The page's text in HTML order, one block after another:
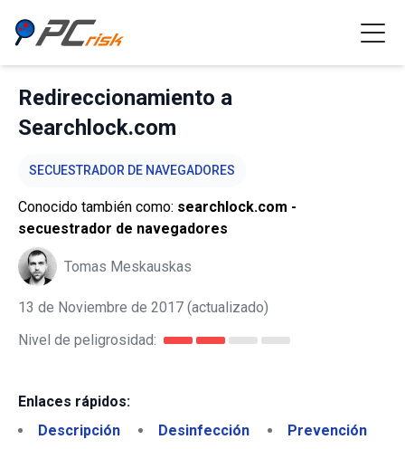
Redireccionamiento a
Searchlock.com
SECUESTRADOR DE NAVEGADORES
Conocido también como: searchlock.com -
secuestrador de navegadores
Tomas Meskauskas
13 de Noviembre de 2017 (actualizado)
Nivel de peligrosidad:
Enlaces rápidos:
Descripción
Desinfección Prevención